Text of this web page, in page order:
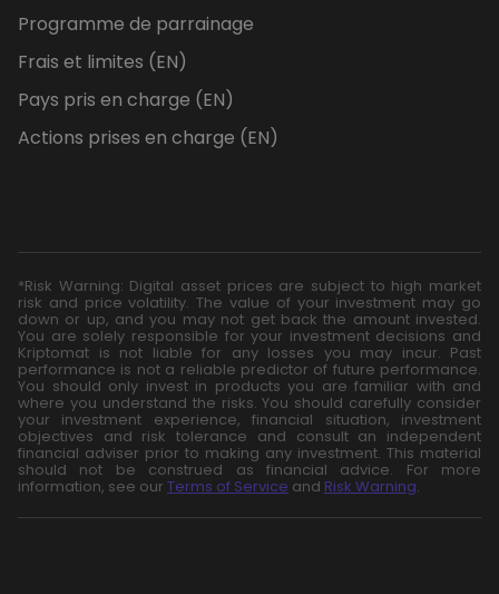
Programme de parrainage
Frais et limites (EN)
Pays pris en charge (EN)
Actions prises en charge (EN)
*Risk Warning: Digital asset prices are subject to high market
risk and price volatility. The value of your investment may go
down or up, and you may not get back the amount invested.
You are solely responsible for your investment decisions and
Kriptomat is not liable for any losses you may incur. Past
performance is not a reliable predictor of future performance.
You should only invest in products you are familiar with and
where you understand the risks. You should carefully consider
your investment experience, financial situation, investment
objectives and risk tolerance and consult an independent
financial adviser prior to making any investment. This material
should not be construed as financial advice. For more
information, see our Terms of Service and Risk Warning.